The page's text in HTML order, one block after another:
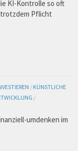
KI-Kontrolle so oft
trotzdem Pflicht
/ KÜNSTLICHE
/
umdenken im